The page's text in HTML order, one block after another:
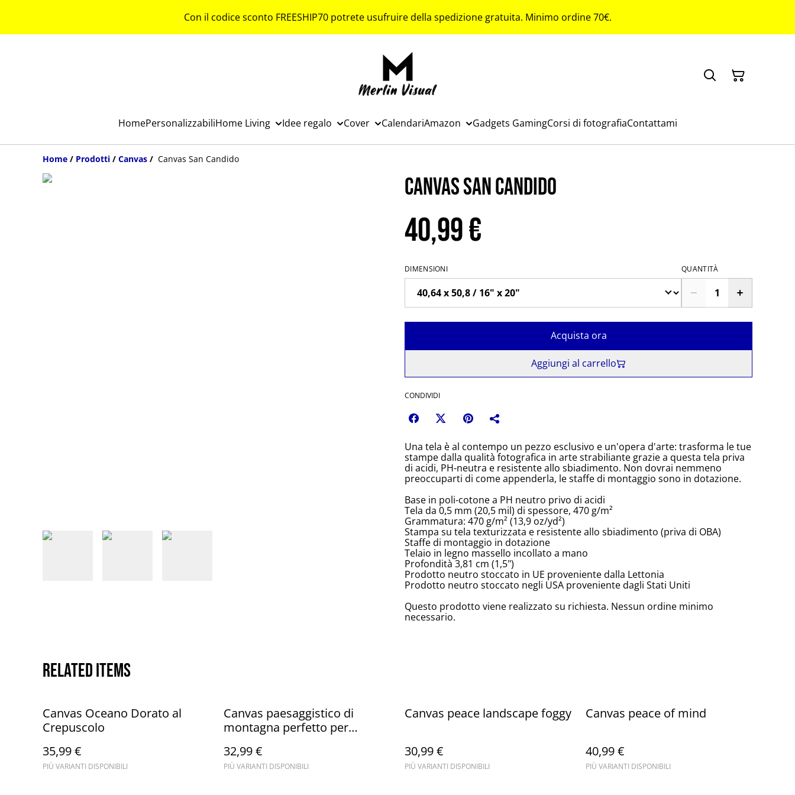
Con il codice sconto FREESHIP70 potrete usufruire della spedizione gratuita. Minimo ordine 70€.
HomePersonalizzabiliHome Living Idee regalo Cover CalendariAmazon Gadgets GamingCorsi di fotografiaContattami
Home / Prodotti / Canvas / Canvas San Candido
Canvas San Candido
40,99 €
DIMENSIONI QUANTITÀ
Acquista ora
Aggiungi al carrello
CONDIVIDI
Una tela è al contempo un pezzo esclusivo e un'opera d'arte: trasforma le tue
stampe dalla qualità fotografica in arte strabiliante grazie a questa tela priva
di acidi, PH-neutra e resistente allo sbiadimento. Non dovrai nemmeno
preoccuparti di come appenderla, le staffe di montaggio sono in dotazione.
Base in poli-cotone a PH neutro privo di acidi
Tela da 0,5 mm (20,5 mil) di spessore, 470 g/m²
Grammatura: 470 g/m² (13,9 oz/yd²)
Stampa su tela texturizzata e resistente allo sbiadimento (priva di OBA)
Staffe di montaggio in dotazione
Telaio in legno massello incollato a mano
Profondità 3,81 cm (1,5")
Prodotto neutro stoccato in UE proveniente dalla Lettonia
Prodotto neutro stoccato negli USA proveniente dagli Stati Uniti
Questo prodotto viene realizzato su richiesta. Nessun ordine minimo
necessario.
Related items
Canvas Oceano Dorato al
Crepuscolo
35,99 €
PIÙ VARIANTI DISPONIBILI
Canvas paesaggistico di
montagna perfetto per
uno stile rustico e rilassante
32,99 €
PIÙ VARIANTI DISPONIBILI
Canvas peace landscape foggy
30,99 €
PIÙ VARIANTI DISPONIBILI
Canvas peace of mind
40,99 €
PIÙ VARIANTI DISPONIBILI